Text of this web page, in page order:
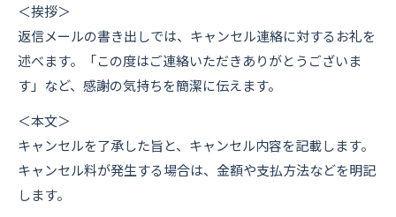
＜挨拶＞
返信メールの書き出しでは、キャンセル連絡に対するお礼を
述べます。「この度はご連絡いただきありがとうございま
す」など、感謝の気持ちを簡潔に伝えます。
＜本文＞
キャンセルを了承した旨と、キャンセル内容を記載します。
キャンセル料が発生する場合は、金額や支払方法などを明記
します。